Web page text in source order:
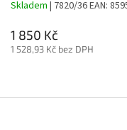
Skladem | 7820/36EAN:
1 850 Kč
1 528,93 Kč bez DPH